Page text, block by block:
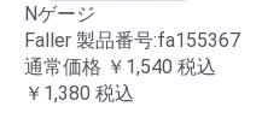
Nゲージ
Faller 製品番号:fa155367
通常価格 ￥1,540 税込
￥1,380 税込